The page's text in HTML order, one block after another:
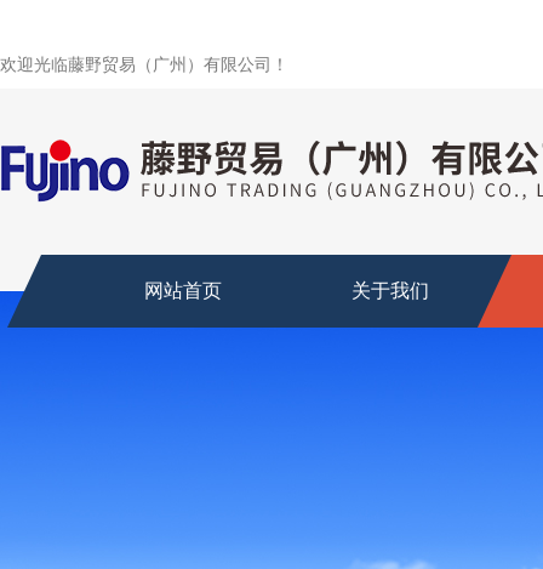
欢迎光临藤野贸易（广州）有限公司！
网站首页 关于我们